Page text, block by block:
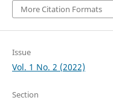
More Citation Formats
Issue
Vol. 1 No. 2 (2022)
Section